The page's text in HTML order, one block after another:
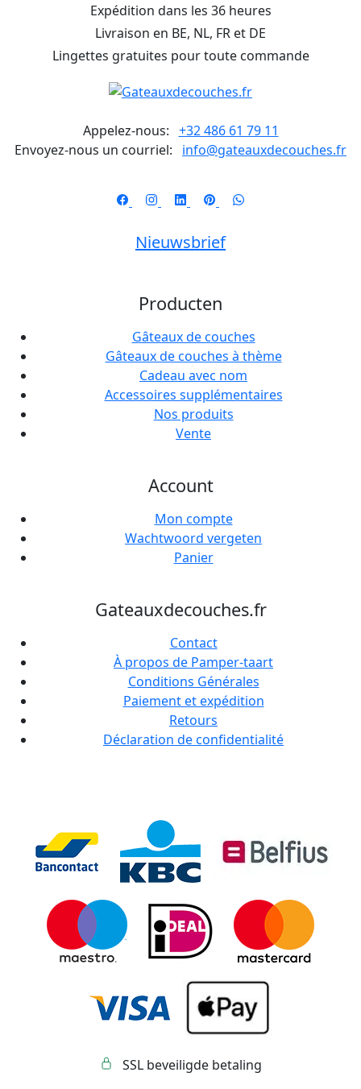
Expédition dans les 36 heures
Livraison en BE, NL, FR et DE
Lingettes gratuites pour toute commande
Appelez-nous: +32 486 61 79 11
Envoyez-nous un courriel: info@gateauxdecouches.fr
Nieuwsbrief
Producten
Gâteaux de couches
Gâteaux de couches à thème
Cadeau avec nom
Accessoires supplémentaires
Nos produits
Vente
Account
Mon compte
Wachtwoord vergeten
Panier
Gateauxdecouches.fr
Contact
À propos de Pamper-taart
Conditions Générales
Paiement et expédition
Retours
Déclaration de confidentialité
SSL beveiligde betaling